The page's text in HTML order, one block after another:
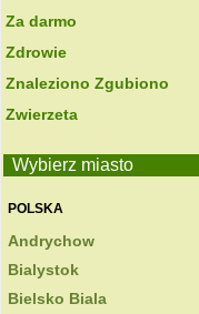
Za darmo
Zdrowie
Znaleziono Zgubiono
Zwierzeta
Wybierz miasto
POLSKA
Andrychow
Bialystok
Bielsko Biala